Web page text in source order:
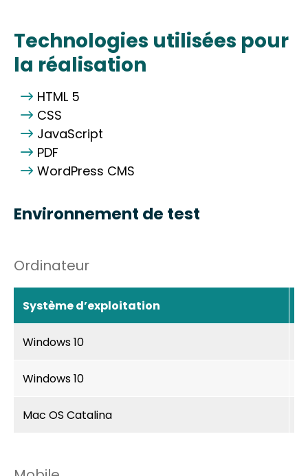
Technologies utilisées pour
la réalisation
HTML 5
CSS
JavaScript
PDF
WordPress CMS
Environnement de test
Ordinateur
Système d’exploitation
Windows 10
Windows 10
Mac OS Catalina